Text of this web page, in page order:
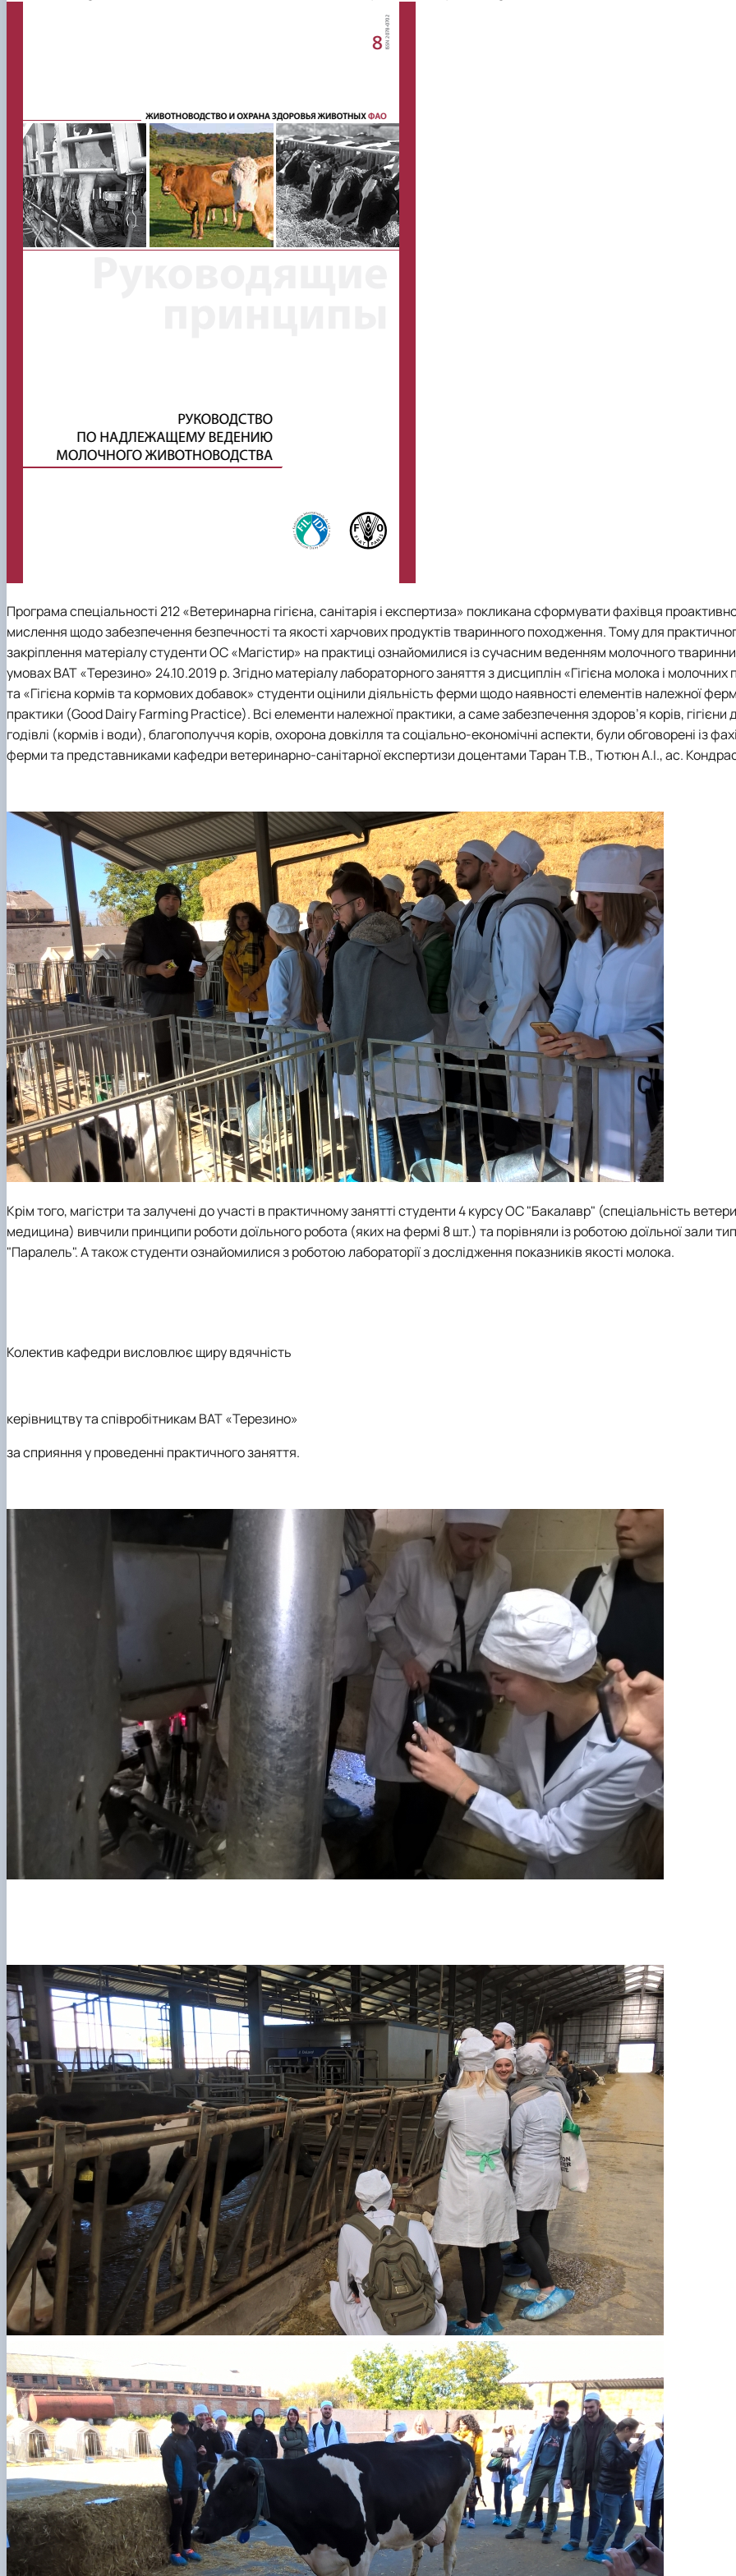
Програма спеціальності 212 «Ветеринарна гігієна, санітарія і експертиза» покликана сформувати фахівця
мислення щодо забезпечення безпечності та якості харчових продуктів тваринного походження.Тому для
закріплення матеріалу студенти ОС «Магістир» на практиці ознайомилися із сучасним веденням молочного
умовах ВАТ «Терезино» 24.10.2019 р. Згідно матеріалу лабораторного заняття з дисциплін «Гігієна молока і молочних
та «Гігієна кормів та кормових добавок» студенти оцінили діяльність ферми щодо наявності елементів належної
практики (Good Dairy Farming Practice). Всі елементи належної практики, а саме забезпечення здоров’я корів, гігієни
годівлі (кормів і води), благополуччя корів, охорона довкілля та соціально-економічні аспекти, були обговорені із
ферми та представниками кафедри ветеринарно-санітарної експертизи доцентами Таран Т.В., Тютюн А.І., ас.
Крім того, магістри та залучені до участі в практичному занятті студенти 4 курсу ОС "Бакалавр" (спеціальність
медицина) вивчили принципи роботи доїльного робота (яких на фермі 8 шт.) та порівняли із роботою доїльної зали
"Паралель". А також студенти ознайомилися з роботою лабораторії з дослідження показників якості молока.
Колектив кафедри висловлює щиру вдячність
керівництву та співробітникам ВАТ «Терезино»
за сприяння у проведенні практичного заняття.